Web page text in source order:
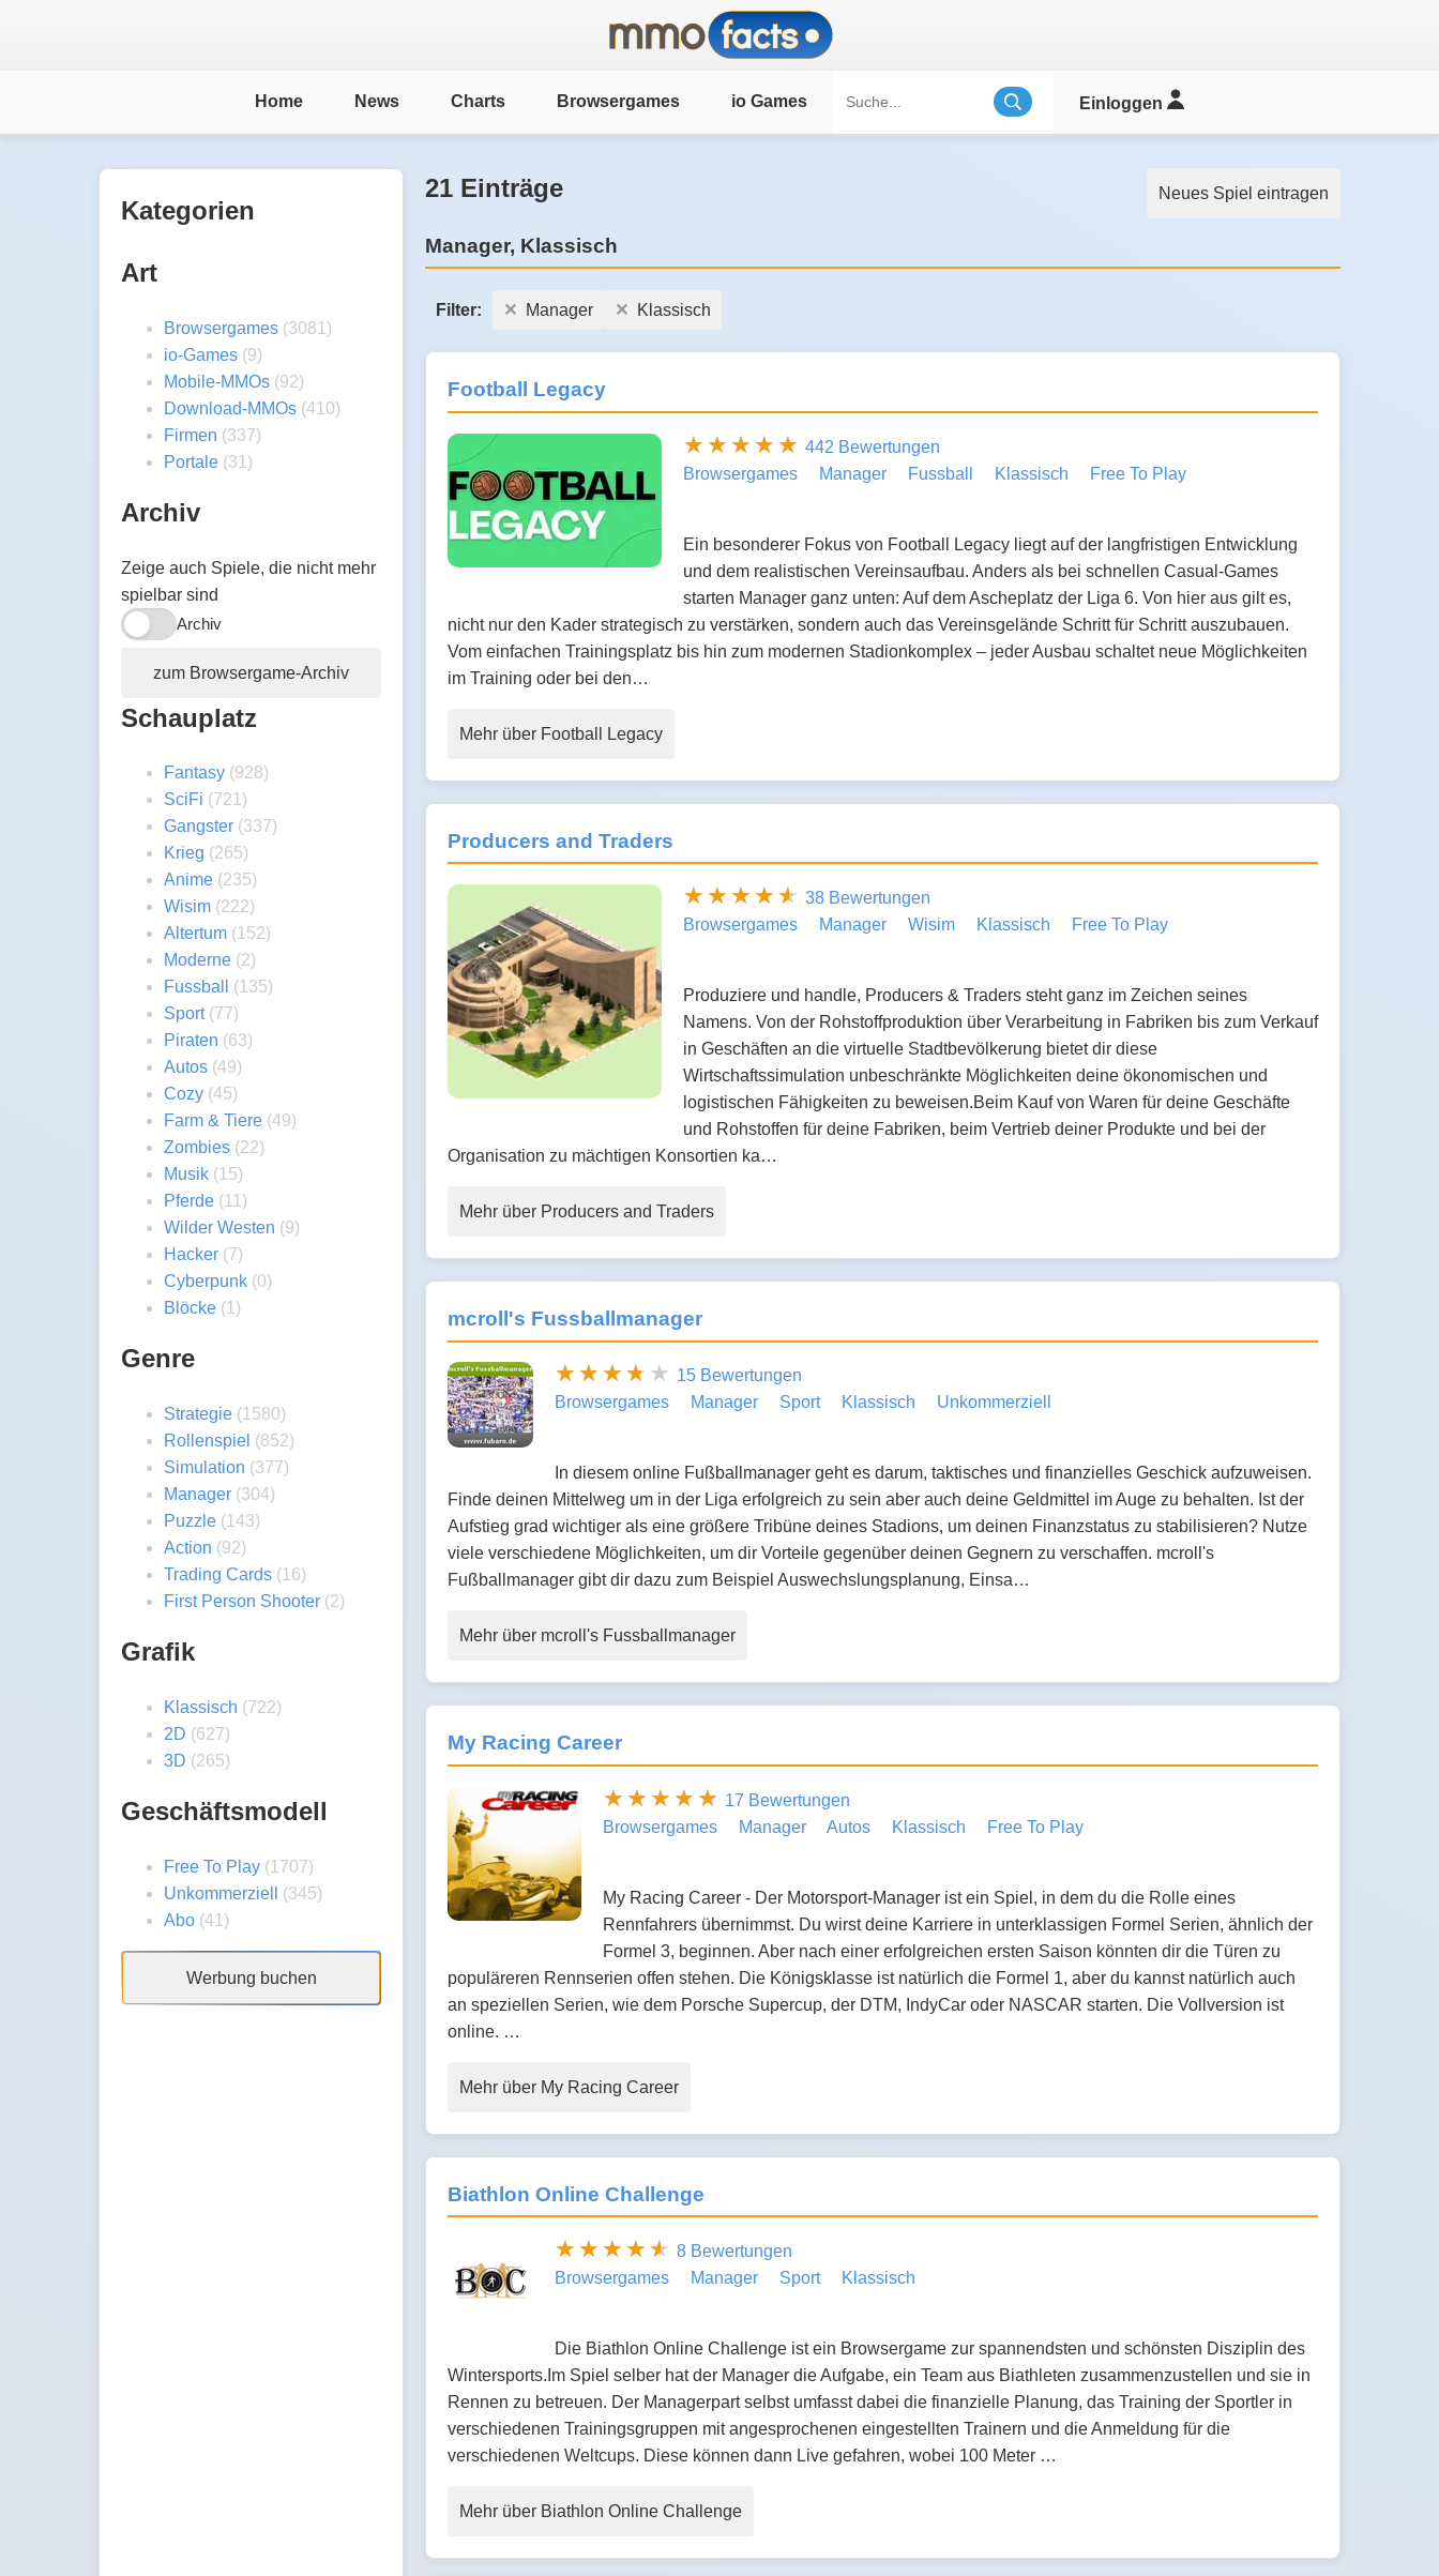
Home News Charts Browsergames io Games Einloggen
Kategorien
Art
Browsergames (3081)
io-Games (9)
Mobile-MMOs (92)
Download-MMOs (410)
Firmen (337)
Portale (31)
Archiv
Zeige auch Spiele, die nicht mehr
spielbar sind
Archiv
zum Browsergame-Archiv
Schauplatz
Fantasy (928)
SciFi (721)
Gangster (337)
Krieg (265)
Anime (235)
Wisim (222)
Altertum (152)
Moderne (2)
Fussball
(135)
Sport(77)
Piraten (63)
Autos (49)
Cozy (45)
Farm & Tiere (49)
Zombies (22)
Musik (15)
Pferde (11)
Wilder Westen (9)
Hacker (7)
Cyberpunk (0)
Blöcke (1)
Genre
Strategie (1580)
Rollenspiel (852)
Simulation (377)
Manager (304)
Puzzle (143)
Action (92)
Trading Cards (16)
First Person Shooter (2)
Grafik
Klassisch (722)
2D (627)
3D (265)
Geschäftsmodell
Free To Play (1707)
Unkommerziell
(345)
Abo (41)
Werbung buchen
Neues Spiel eintragen
21 Einträge
Manager, Klassisch
Filter: Manager Klassisch
Football Legacy
442 Bewertungen
Browsergames
Manager Fussball Klassisch Free To Play
Ein besonderer Fokus von Football Legacy liegt auf der langfristigen Entwicklung
und dem realistischen Vereinsaufbau. Anders als bei schnellen Casual-Games
starten Manager ganz unten: Auf dem Ascheplatz der Liga 6. Von hier aus gilt es,
nicht nur den Kader strategisch zu verstärken, sondern auch das Vereinsgelände Schritt für Schritt auszubauen.
Vom einfachen Trainingsplatz bis hin zum modernen Stadionkomplex – jeder Ausbau schaltet neue Möglichkeiten
im Training oder bei den…
Mehr über Football Legacy
Producers and Traders
38 Bewertungen
Browsergames
Manager Wisim Klassisch Free To Play
Produziere und handle, Producers & Traders steht ganz im Zeichen seines
Namens. Von der Rohstoffproduktion über Verarbeitung in Fabriken bis zum Verkauf
in Geschäften an die virtuelle Stadtbevölkerung bietet dir diese
Wirtschaftssimulation unbeschränkte Möglichkeiten deine ökonomischen und
logistischen Fähigkeiten zu beweisen.Beim Kauf von Waren für deine Geschäfte
und Rohstoffen für deine Fabriken, beim Vertrieb deiner Produkte und bei der
Organisation zu mächtigen Konsortien ka…
Mehr über Producers and Traders
mcroll's Fussballmanager
15 Bewertungen
Browsergames
Manager Sport Klassisch Unkommerziell
In diesem online Fußballmanager geht es darum, taktisches und finanzielles Geschick aufzuweisen.
Finde deinen Mittelweg um in der Liga erfolgreich zu sein aber auch deine Geldmittel im Auge zu behalten. Ist der
Aufstieg grad wichtiger als eine größere Tribüne deines Stadions, um deinen Finanzstatus zu stabilisieren? Nutze
viele verschiedene Möglichkeiten, um dir Vorteile gegenüber deinen Gegnern zu verschaffen. mcroll's
Fußballmanager gibt dir dazu zum Beispiel Auswechslungsplanung, Einsa…
Mehr über mcroll's Fussballmanager
My Racing Career
17 Bewertungen
Browsergames
Manager Autos Klassisch Free To Play
My Racing Career - Der Motorsport-Manager ist ein Spiel, in dem du die Rolle eines
Rennfahrers übernimmst. Du wirst deine Karriere in unterklassigen Formel Serien, ähnlich der
Formel 3, beginnen. Aber nach einer erfolgreichen ersten Saison könnten dir die Türen zu
populäreren Rennserien offen stehen. Die Königsklasse ist natürlich die Formel 1, aber du kannst natürlich auch
an speziellen Serien, wie dem Porsche Supercup, der DTM, IndyCar oder NASCAR starten. Die Vollversion ist
online. …
Mehr über My Racing Career
Biathlon Online Challenge
8 Bewertungen
Browsergames
Manager Sport Klassisch
Die Biathlon Online Challenge ist ein Browsergame zur spannendsten und schönsten Disziplin des
Wintersports.Im Spiel selber hat der Manager die Aufgabe, ein Team aus Biathleten zusammenzustellen und sie in
Rennen zu betreuen. Der Managerpart selbst umfasst dabei die finanzielle Planung, das Training der Sportler in
verschiedenen Trainingsgruppen mit angesprochenen eingestellten Trainern und die Anmeldung für die
verschiedenen Weltcups. Diese können dann Live gefahren, wobei 100 Meter …
Mehr über Biathlon Online Challenge